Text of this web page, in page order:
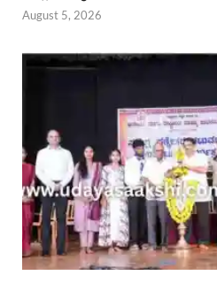
August 5, 2026